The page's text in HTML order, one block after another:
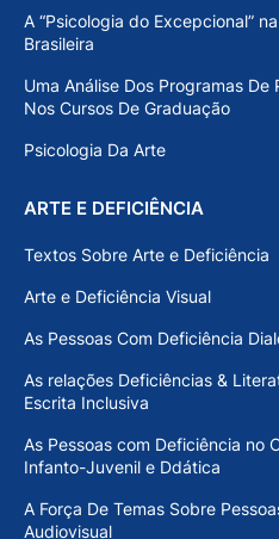
A “Psicologia do Excepcional”
Brasileira
Uma Análise Dos Programas
Nos Cursos De Graduação
Psicologia Da Arte
ARTE E DEFICIÊNCIA
Textos Sobre Arte e Deficiência
Arte e Deficiência Visual
As Pessoas Com Deficiência
As relações Deficiências &
Escrita Inclusiva
As Pessoas com Deficiência no
Infanto-Juvenil e Ddática
A Força De Temas Sobre
Audiovisual